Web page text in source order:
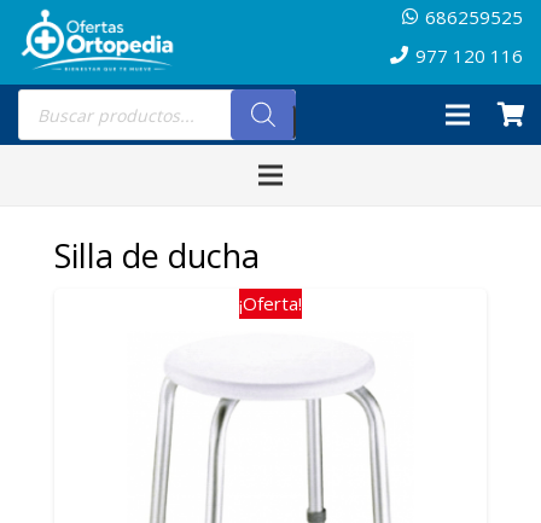
686259525
977 120 116
Búsqueda
productos
Silla de ducha
¡Oferta!